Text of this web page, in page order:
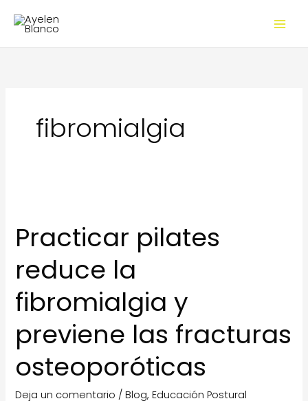
contenido
fibromialgia
Practicar pilates
reduce la
fibromialgia y
previene las fracturas
osteoporóticas
Deja un comentario /Blog,Educación Postural